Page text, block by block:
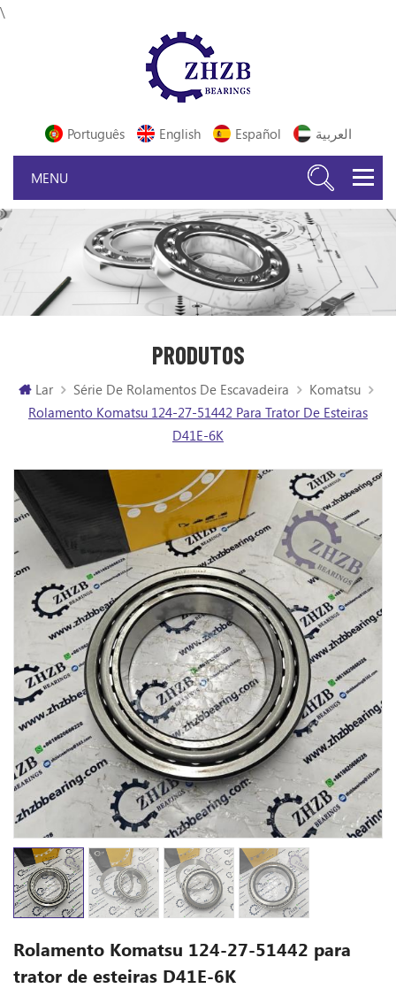
\
Português English Español العربية
PRODUTOS
Lar Série De Rolamentos De Escavadeira
Komatsu
Rolamento Komatsu 124-27-51442 Para Trator De Esteiras
D41E-6K
Rolamento Komatsu 124-27-51442 para
trator de esteiras D41E-6K